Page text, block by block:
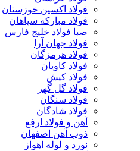
فولاد اکسین خوزستان
فولاد مبارکه سپاهان
صبا فولاد خلیج فارس
فولاد جهان آرا
فولاد هرمزگان
فولاد کاویان
فولاد کیش
فولاد گل گهر
فولاد سنگان
فولاد شادگان
آهن و فولاد ارفع
ذوب آهن اصفهان
نورد و لوله اهواز